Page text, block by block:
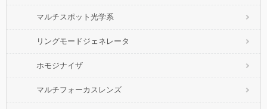
マルチスポット光学系
リングモードジェネレータ
ホモジナイザ
マルチフォーカスレンズ